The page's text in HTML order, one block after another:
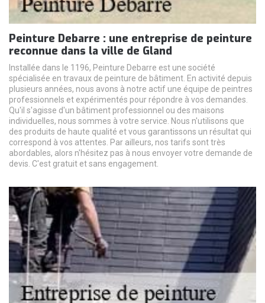
Peinture Debarre : une entreprise de peinture
reconnue dans la ville de Gland
Installée dans le 1196, Peinture Debarre est une société
spécialisée en travaux de peinture de bâtiment. En activité depuis
plusieurs années, nous avons à notre actif une équipe de peintres
professionnels et expérimentés pour répondre à vos demandes.
Qu'il s'agisse d'un bâtiment professionnel ou des maisons
individuelles, nous sommes à votre service. Nous n'utilisons que
des produits de haute qualité et vous garantissons un résultat qui
correspond à vos attentes. Par ailleurs, nos tarifs sont très
abordables, alors n'hésitez pas à nous envoyer votre demande de
devis. C'est gratuit et sans engagement.